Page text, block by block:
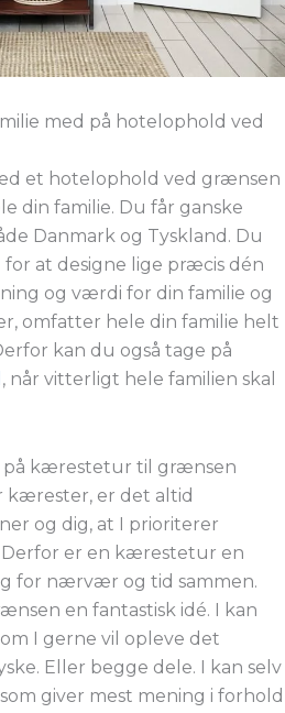
med på hotelophold ved
et hotelophold ved grænsen
din familie. Du får ganske
Danmark og Tyskland. Du
at designe lige præcis dén
og værdi for din familie og
omfatter hele din familie helt
kan du også tage på
, når vitterligt hele familien skal
på kærestetur til grænsen
kærester, er det altid
og dig, at I prioriterer
er en kærestetur en
for nærvær og tid sammen.
en fantastisk idé. I kan
I gerne vil opleve det
Eller begge dele. I kan selv
giver mest mening i forhold